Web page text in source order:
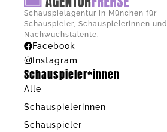
Schauspielagentur in München für
Schauspieler, Schauspielerinnen und
Nachwuchstalente.
Facebook
Instagram
Schauspieler*innen
Alle
Schauspielerinnen
Schauspieler